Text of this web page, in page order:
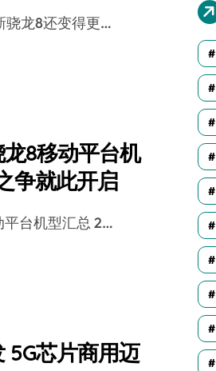
骁龙8还变得更…
8移动平台机
争就此开启
平台机型汇总 2…
5G芯片商用迈